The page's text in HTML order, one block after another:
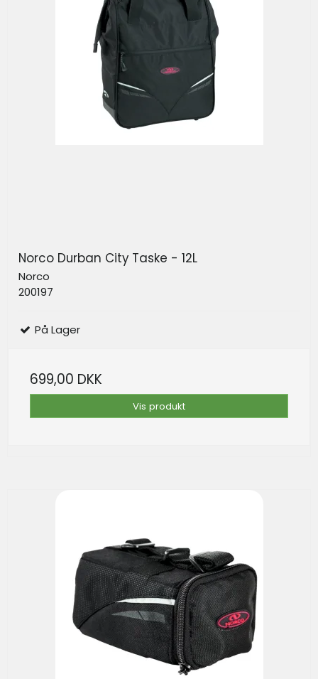
Norco Durban City Taske - 12L
Norco
200197
På Lager
699,00 DKK
Vis produkt